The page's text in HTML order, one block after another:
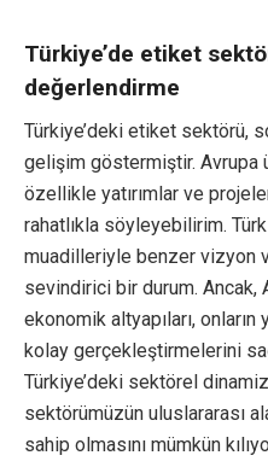
Türkiye’de etiket
değerlendirme
Türkiye’deki etiket sektörü,
gelişim göstermiştir. Avrupa
özellikle yatırımlar ve
rahatlıkla söyleyebilirim.
muadilleriyle benzer vizyon
sevindirici bir durum. Ancak,
ekonomik altyapıları, onların
kolay gerçekleştirmelerini
Türkiye’deki sektörel
sektörümüzün uluslararası
sahip olmasını mümkün